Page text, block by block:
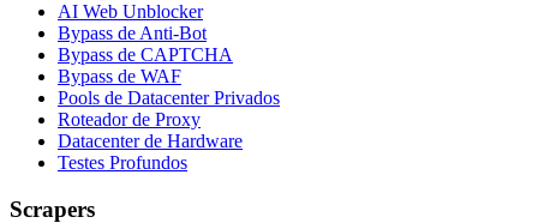
AI Web Unblocker
Bypass de Anti-Bot
Bypass de CAPTCHA
Bypass de WAF
Pools de Datacenter Privados
Roteador de Proxy
Datacenter de Hardware
Testes Profundos
Scrapers